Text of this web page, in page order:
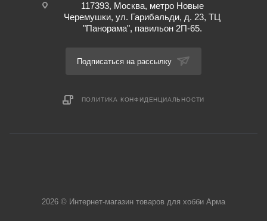
117393, Москва, метро Новые
Черемушки, ул. Гарибальди, д. 23, ТЦ
"Панорама", павильон 2П-65.
Подписаться на рассылку
ПОЛИТИКА КОНФИДЕНЦИАЛЬНОСТИ
2026 © Интернет-магазин товаров для хобби Арма